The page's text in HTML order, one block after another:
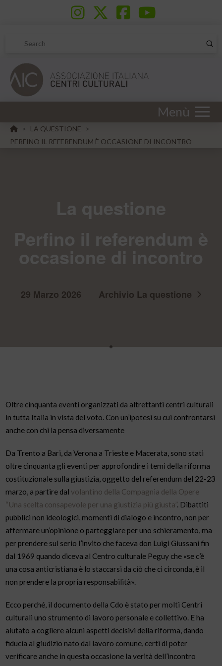
Search
Menù
HOME
> LA QUESTIONE
>
PERFINO IL REFERENDUM È OCCASIONE DI INCONTRO
29 Marzo 2026 Archivio La questione
Oltre cinquanta eventi organizzati da altrettanti centri culturali
in tutta Italia in vista del voto. Con un’ipotesi su cui confrontarsi
anche con chi la pensa diversamente
Da Trento a Bari, da Verona a Trieste e Macerata, sono stati
oltre cinquanta gli eventi per approfondire i temi della riforma
costituzionale sulla giustizia, oggetto del referendum del 22-23
marzo, a partire dal volantino della Compagnia della Opere
“Una scelta consapevole per una giustizia più giusta”. Dibattiti
pubblici non ideologici, momenti di dialogo e incontro, non per
affermare un’opinione o parteggiare per uno schieramento, ma
per prendere sul serio l’invito che faceva don Luigi Giussani fin
dal 1969 quando diceva al Centro culturale Peguy che «se c’è
una cosa anticristiana è lo staccarsi da ciò che ci circonda, è il
non prendere la propria responsabilità».
Ecco perché, il documento della Cdo è stato per molti Centri
culturali uno strumento di lavoro personale e collettivo. E ha
aiutato a cogliere alcuni aspetti decisivi della riforma, dando
fiducia al giudizio nato dal lavoro comune, certi di poter
verificare anche in questa occasione la verità dell’incontro